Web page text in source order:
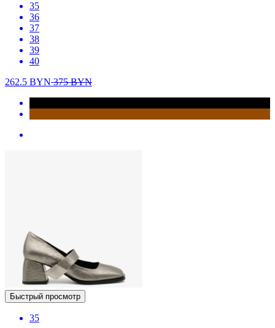
35
36
37
38
39
40
262.5 BYN375BYN
Быстрый просмотр
35